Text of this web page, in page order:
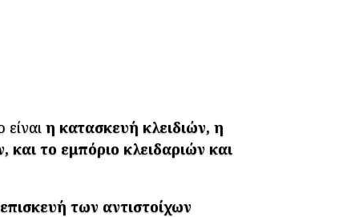
η κατασκευή κλειδιών, η
το εμπόριο κλειδαριών και
των αντιστοίχων